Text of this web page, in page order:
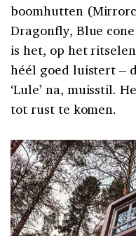
boomhutten
Dragonfly, Blue
is het, op het
héél goed luistert –
‘Lule’ na, muisstil.
tot rust te komen.